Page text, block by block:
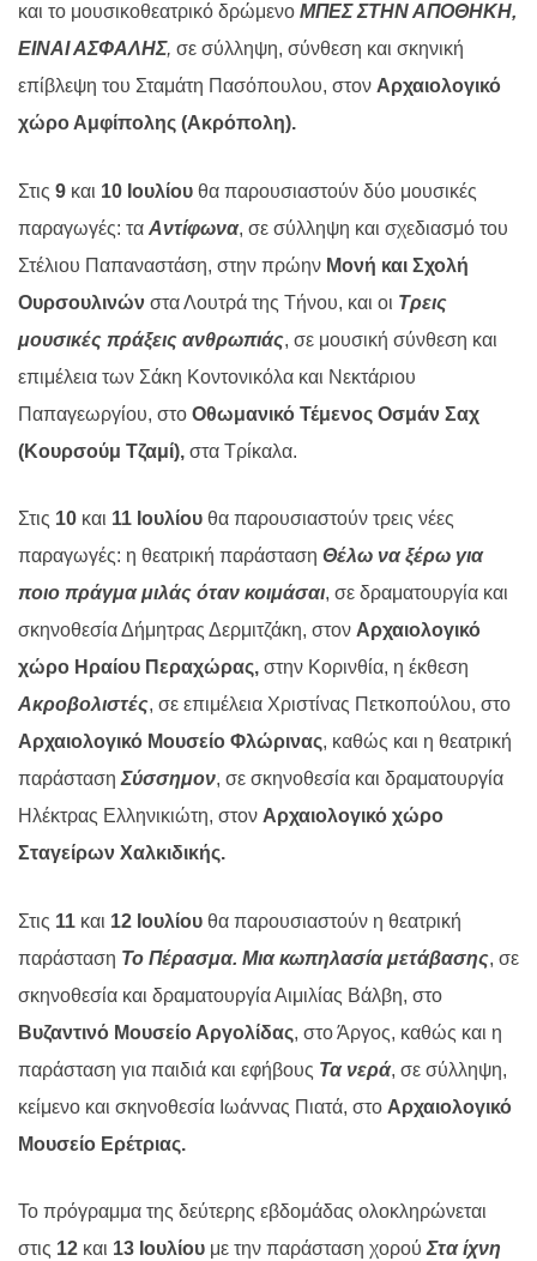
και το μουσικοθεατρικό δρώμενο ΜΠΕΣ ΣΤΗΝ ΑΠΟΘΗΚΗ,
ΕΙΝΑΙ ΑΣΦΑΛΗΣ, σε σύλληψη, σύνθεση και σκηνική
επίβλεψη του Σταμάτη Πασόπουλου, στον Αρχαιολογικό
χώρο Αμφίπολης (Ακρόπολη).
Στις 9 και 10 Ιουλίου θα παρουσιαστούν δύο μουσικές
παραγωγές: τα Αντίφωνα, σε σύλληψη και σχεδιασμό του
Στέλιου Παπαναστάση, στην πρώην Μονή και Σχολή
Ουρσουλινών στα Λουτρά της Τήνου, και οι Τρεις
μουσικές πράξεις ανθρωπιάς, σε μουσική σύνθεση και
επιμέλεια των Σάκη Κοντονικόλα και Νεκτάριου
Παπαγεωργίου, στο Οθωμανικό Τέμενος Οσμάν Σαχ
(Κουρσούμ Τζαμί), στα Τρίκαλα.
Στις 10 και 11 Ιουλίου θα παρουσιαστούν τρεις νέες
παραγωγές: η θεατρική παράσταση Θέλω να ξέρω για
ποιο πράγμα μιλάς όταν κοιμάσαι, σε δραματουργία και
σκηνοθεσία Δήμητρας Δερμιτζάκη, στον Αρχαιολογικό
χώρο Ηραίου Περαχώρας, στην Κορινθία, η έκθεση
Ακροβολιστές, σε επιμέλεια Χριστίνας Πετκοπούλου, στο
Αρχαιολογικό Μουσείο Φλώρινας, καθώς και η θεατρική
παράσταση Σύσσημον, σε σκηνοθεσία και δραματουργία
Ηλέκτρας Ελληνικιώτη, στον Αρχαιολογικό χώρο
Σταγείρων Χαλκιδικής.
Στις 11 και 12 Ιουλίου θα παρουσιαστούν η θεατρική
παράσταση Το Πέρασμα. Μια κωπηλασία μετάβασης, σε
σκηνοθεσία και δραματουργία Αιμιλίας Βάλβη, στο
Βυζαντινό Μουσείο Αργολίδας, στο Άργος, καθώς και η
παράσταση για παιδιά και εφήβους Τα νερά, σε σύλληψη,
κείμενο και σκηνοθεσία Ιωάννας Πιατά, στο Αρχαιολογικό
Μουσείο Ερέτριας.
Το πρόγραμμα της δεύτερης εβδομάδας ολοκληρώνεται
στις 12 και 13 Ιουλίου με την παράσταση χορού Στα ίχνη